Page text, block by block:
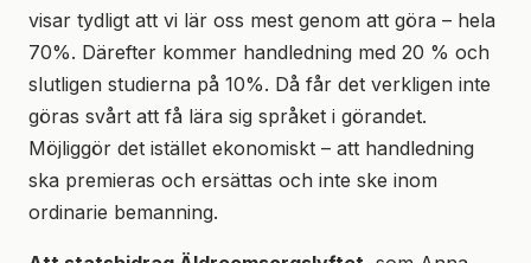
visar tydligt att vi lär oss mest genom att göra – hela
70%. Därefter kommer handledning med 20 % och
slutligen studierna på 10%. Då får det verkligen inte
göras svårt att få lära sig språket i görandet.
Möjliggör det istället ekonomiskt – att handledning
ska premieras och ersättas och inte ske inom
ordinarie bemanning.